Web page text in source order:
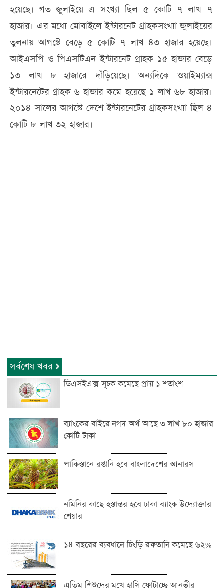
হয়েছে। গত জুলাইয়ে এ সংখ্যা ছিল ৫ কোটি ৭ লাখ ৭
হাজার। এর মধ্যে মোবাইলে ইন্টারনেট গ্রাহকসংখ্যা জুলাইয়ের
তুলনায় আগস্টে বেড়ে ৫ কোটি ৭ লাখ ৪৩ হাজার হয়েছে।
আইএসপি ও পিএসটিএন ইন্টারনেট গ্রাহক ১৫ হাজার বেড়ে
১৩ লাখ ৮ হাজারে দাঁড়িয়েছে। অন্যদিকে ওয়াইম্যাক্স
ইন্টারনেটের গ্রাহক ৬ হাজার কমে হয়েছে ১ লাখ ৬৮ হাজার।
২০১৪ সালের আগস্টে দেশে ইন্টারনেটের গ্রাহকসংখ্যা ছিল ৪
কোটি ৮ লাখ ৩২ হাজার।
সর্বশেষ খবর
ডিএসইএক্স সূচক কমেছে প্রায় ১ শতাংশ
ব্যাংকের বাইরে নগদ অর্থ আছে ৩ লাখ ৮০ হাজার
কোটি টাকা
পাকিস্তানে রপ্তানি হবে বাংলাদেশের আনারস
নমিনির কাছে হস্তান্তর হবে ঢাকা ব্যাংক উদ্যোক্তার
শেয়ার
১৪ বছরের ব্যবধানে চিংড়ি রফতানি কমেছে ৬২%
এতিম শিশুদের মুখে হাসি ফোটাচ্ছে আনভীর